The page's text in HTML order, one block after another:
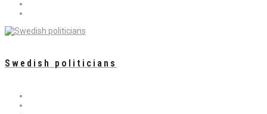
Swedish politicians